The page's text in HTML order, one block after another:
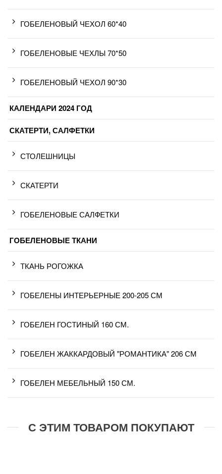
ГОБЕЛЕНОВЫЙ ЧЕХОЛ 60*40
ГОБЕЛЕНОВЫЕ ЧЕХЛЫ 70*50
ГОБЕЛЕНОВЫЙ ЧЕХОЛ 90*30
КАЛЕНДАРИ 2024 ГОД
СКАТЕРТИ, САЛФЕТКИ
СТОЛЕШНИЦЫ
СКАТЕРТИ
ГОБЕЛЕНОВЫЕ САЛФЕТКИ
ГОБЕЛЕНОВЫЕ ТКАНИ
ТКАНЬ РОГОЖКА
ГОБЕЛЕНЫ ИНТЕРЬЕРНЫЕ 200-205 СМ
ГОБЕЛЕН ГОСТИНЫЙ 160 СМ.
ГОБЕЛЕН ЖАККАРДОВЫЙ "РОМАНТИКА" 206 СМ
ГОБЕЛЕН МЕБЕЛЬНЫЙ 150 СМ.
С ЭТИМ ТОВАРОМ ПОКУПАЮТ